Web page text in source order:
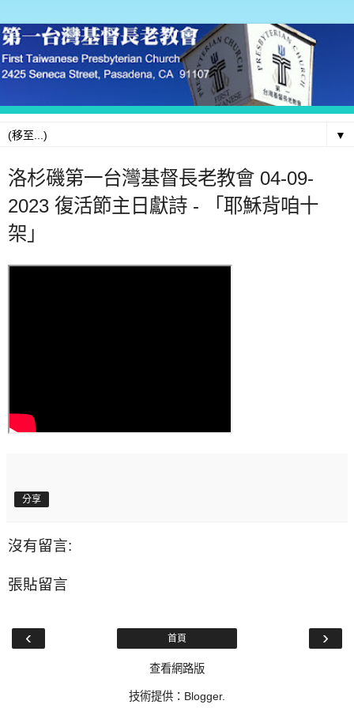
▼
洛杉磯第一台灣基督長老教會 04-09-
2023 復活節主日獻詩 - 「耶穌背咱十
架」
分享
沒有留言:
張貼留言
‹ ›
首頁
查看網路版
技術提供： Blogger.